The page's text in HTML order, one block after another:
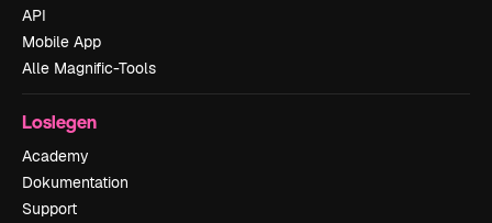
API
Mobile App
Alle Magnific-Tools
Loslegen
Academy
Dokumentation
Support